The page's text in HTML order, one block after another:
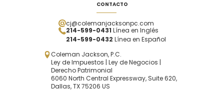
CONTACTO
cj@colemanjacksonpc.com
214-599-0431 Línea en Inglés
214-599-0432 Línea en Español
Coleman Jackson, P.C.
Ley de Impuestos | Ley de Negocios |
Derecho Patrimonial
6060 North Central Expressway, Suite 620,
Dallas, TX 75206 US